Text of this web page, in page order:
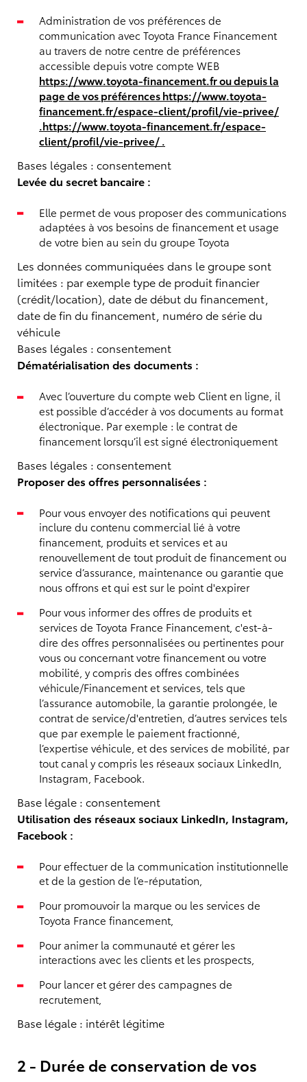
Administration de vos préférences de
communication avec Toyota France Financement
au travers de notre centre de préférences
accessible depuis votre compte WEB
https://www.toyota-financement.frou depuis la
page de vos préférenceshttps://www.toyota-
financement.fr/espace-client/profil/vie-privee/
.https://www.toyota-financement.fr/espace-
client/profil/vie-privee/.
Bases légales : consentement
Levée du secret bancaire :
Elle permet de vous proposer des communications
adaptées à vos besoins de financement et usage
de votre bien au sein du groupe Toyota
Les données communiquées dans le groupe sont
limitées : par exemple type de produit financier
(crédit/location), date de début du financement,
date de fin du financement, numéro de série du
véhicule
Bases légales : consentement
Dématérialisation des documents :
Avec l’ouverture du compte web Client en ligne, il
est possible d’accéder à vos documents au format
électronique. Par exemple : le contrat de
financement lorsqu’il est signé électroniquement
Bases légales : consentement
Proposer des offres personnalisées :
Pour vous envoyer des notifications qui peuvent
inclure du contenu commercial lié à votre
financement, produits et services et au
renouvellement de tout produit de financement ou
service d’assurance, maintenance ou garantie que
nous offrons et qui est sur le point d'expirer
Pour vous informer des offres de produits et
services de Toyota France Financement, c'est-à-
dire des offres personnalisées ou pertinentes pour
vous ou concernant votre financement ou votre
mobilité, y compris des offres combinées
véhicule/Financement et services, tels que
l’assurance automobile, la garantie prolongée, le
contrat de service/d'entretien, d’autres services tels
que par exemple le paiement fractionné,
l’expertise véhicule, et des services de mobilité, par
tout canal y compris les réseaux sociaux LinkedIn,
Instagram, Facebook.
Base légale : consentement
Utilisation des réseaux sociaux LinkedIn, Instagram,
Facebook :
Pour effectuer de la communication institutionnelle
et de la gestion de l’e-réputation,
Pour promouvoir la marque ou les services de
Toyota France financement,
Pour animer la communauté et gérer les
interactions avec les clients et les prospects,
Pour lancer et gérer des campagnes de
recrutement,
Base légale : intérêt légitime
2 - Durée de conservation de vos